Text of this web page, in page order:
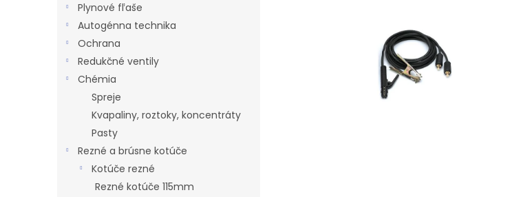
Plynové fľaše
Autogénna technika
Ochrana
Redukčné ventily
Chémia
Spreje
Kvapaliny, roztoky, koncentráty
Pasty
Rezné a brúsne kotúče
Kotúče rezné
Rezné kotúče 115mm